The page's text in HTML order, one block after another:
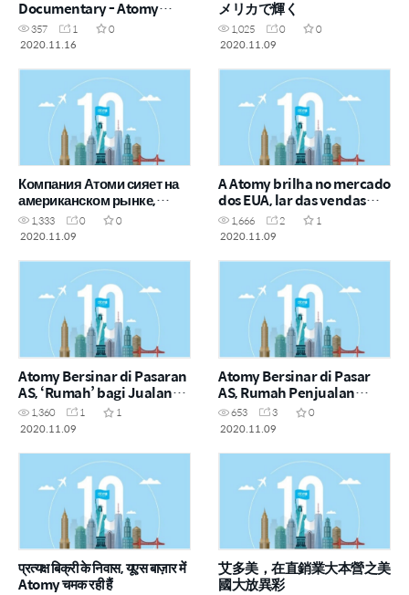
Documentary - Atomy
Embraces the World
Through &"Masstige&"
357 1
0
2020.11.16
メリカで輝く
1,025 0
0
2020.11.09
Компания Атоми сияет на
американском рынке,
родине индустрии прямых
продаж.
1,333 0
0
2020.11.09
A Atomy brilha no mercado
dos EUA, lar das vendas
diretas
1,666 2
1
2020.11.09
Atomy Bersinar di Pasaran
AS, ‘Rumah’ bagi Jualan
Langsung
1,360 1
1
2020.11.09
Atomy Bersinar di Pasar
AS, Rumah Penjualan
Langsung
653 3
0
2020.11.09
प्रत्यक्ष बिक्री के निवास, यूएस बाज़ार में
Atomy चमक रही हैं
艾多美，在直銷業大本營之美
國大放異彩